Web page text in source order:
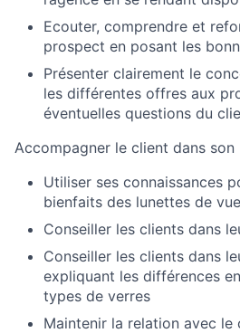
Ecouter, comprendre et
prospect en posant les
Présenter clairement le
les différentes offres aux
éventuelles questions du
Accompagner le client dans son
Utiliser ses connaissances
bienfaits des lunettes de vue
Conseiller les clients dans
Conseiller les clients dans
expliquant les différences
types de verres
Maintenir la relation avec le